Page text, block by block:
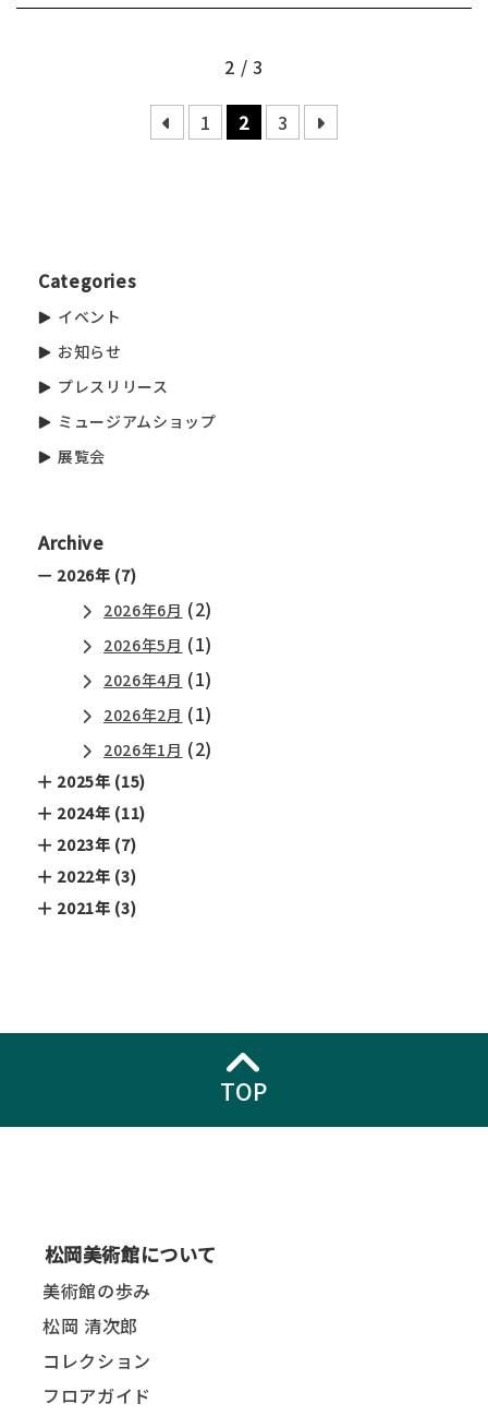
2 / 3
1 2 3
Categories
イベント
お知らせ
プレスリリース
ミュージアムショップ
展覧会
Archive
2026年 (7)
2026年6月 (2)
2026年5月 (1)
2026年4月 (1)
2026年2月 (1)
2026年1月 (2)
2025年 (15)
2024年 (11)
2023年 (7)
2022年 (3)
2021年 (3)
TOP
松岡美術館について
美術館の歩み
松岡 清次郎
コレクション
フロアガイド